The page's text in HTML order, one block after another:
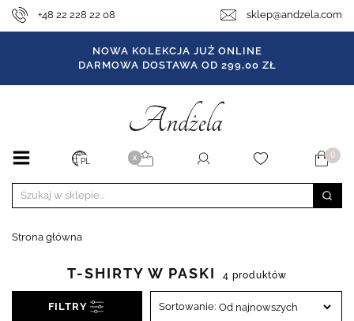
+48 22 228 22 08 sklep@andzela.com
NOWA KOLEKCJA JUŻ ONLINE
DARMOWA DOSTAWA OD 299,00 ZŁ
PL X 0
Strona główna
T-SHIRTY W PASKI 4 produktów
FILTRY Sortowanie: